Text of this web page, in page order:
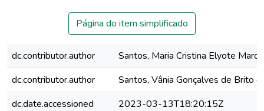
Página do item simplificado
dc.contributor.author
Santos, Maria Cristina Elyote
dc.contributor.author
Santos, Vânia Gonçalves de Brito
dc.date.accessioned
2023-03-13T18:20:15Z